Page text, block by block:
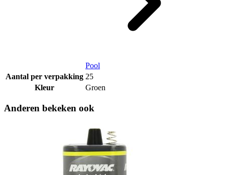
Pool
Aantal per verpakking 25
Kleur
Groen
Anderen bekeken ook